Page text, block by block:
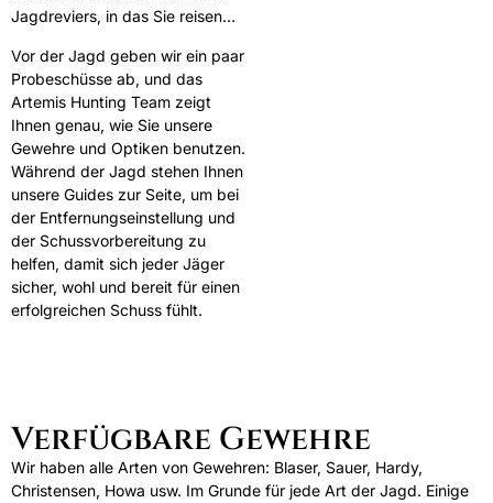
Jagdreviers, in das Sie reisen…
Vor der Jagd geben wir ein paar
Probeschüsse ab, und das
Artemis Hunting Team zeigt
Ihnen genau, wie Sie unsere
Gewehre und Optiken benutzen.
Während der Jagd stehen Ihnen
unsere Guides zur Seite, um bei
der Entfernungseinstellung und
der Schussvorbereitung zu
helfen, damit sich jeder Jäger
sicher, wohl und bereit für einen
erfolgreichen Schuss fühlt.
Verfügbare Gewehre
Wir haben alle Arten von Gewehren: Blaser, Sauer, Hardy,
Christensen, Howa usw. Im Grunde für jede Art der Jagd. Einige